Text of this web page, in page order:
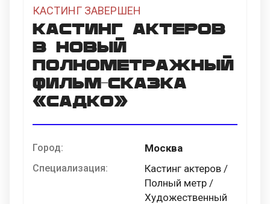
КАСТИНГ ЗАВЕРШЕН
Кастинг актеров
в новый
полнометражный
фильм-сказка
«Садко»
Город: Москва
Специализация:
Кастинг актеров /
Полный метр /
Художественный